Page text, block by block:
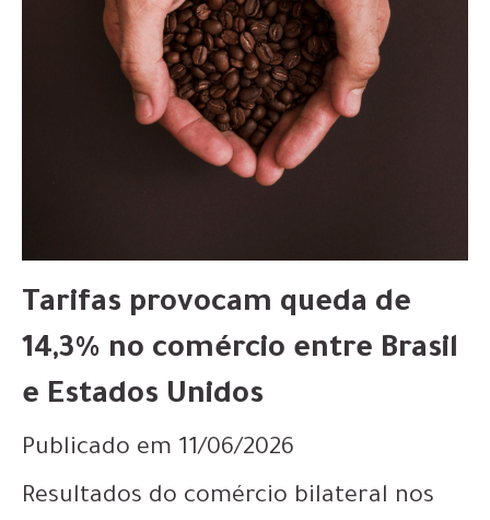
Tarifas provocam queda de
14,3% no comércio entre Brasil
e Estados Unidos
Publicado em 11/06/2026
Resultados do comércio bilateral nos